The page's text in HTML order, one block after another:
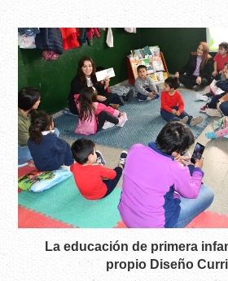
La educación de primera
propio Diseño